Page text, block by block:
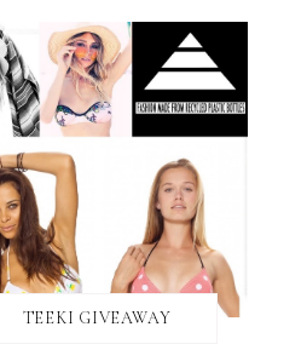
TEEKI GIVEAWAY